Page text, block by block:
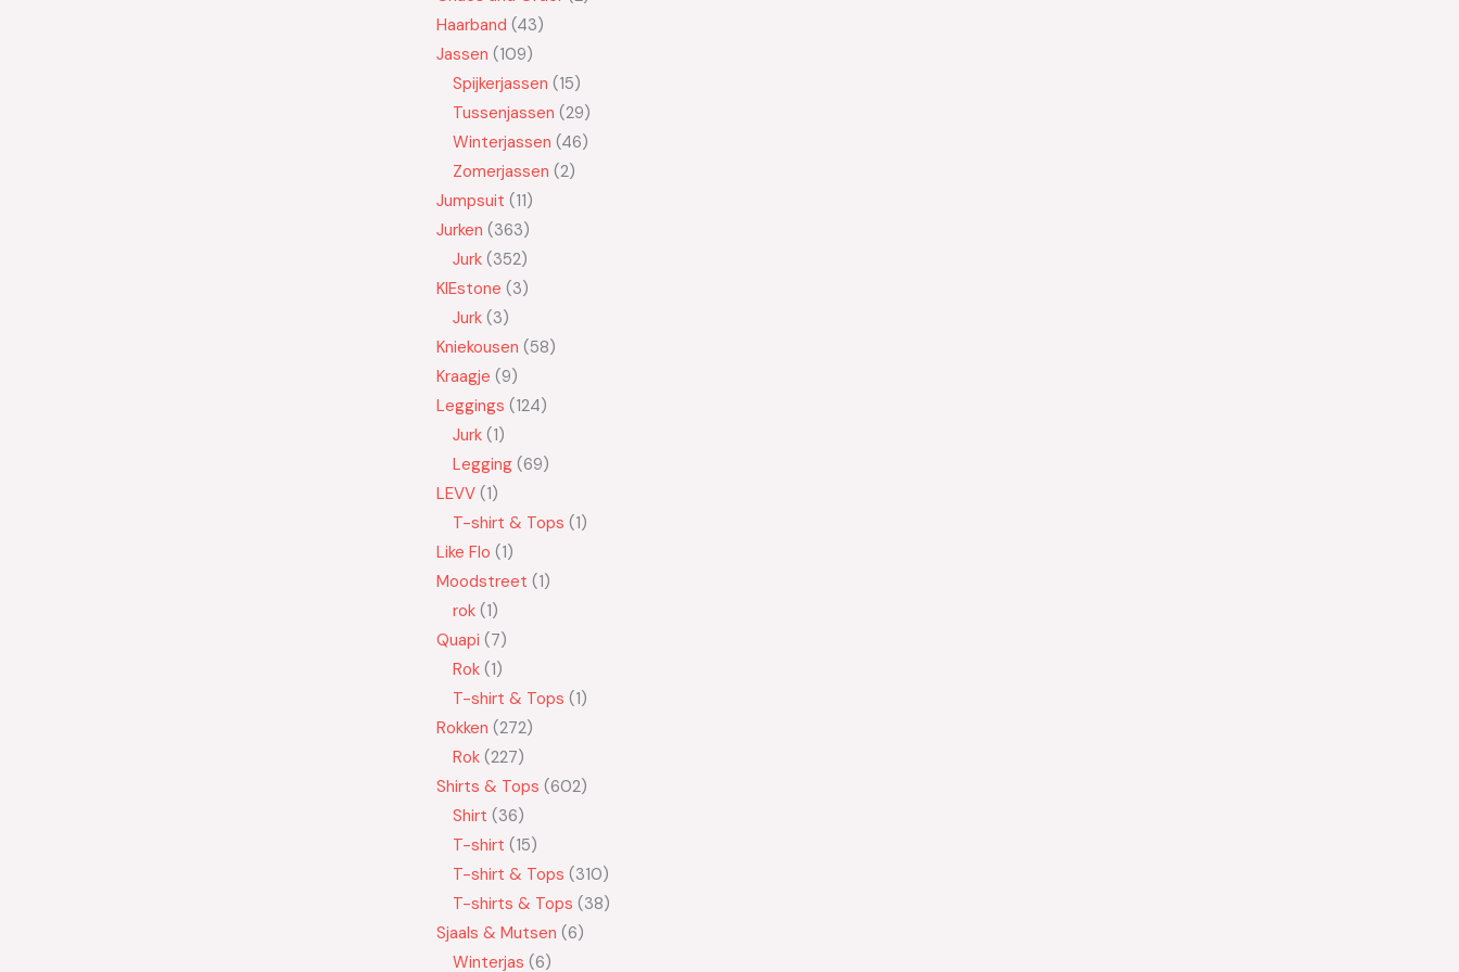
Haarband 43
Jassen 109
Spijkerjassen 15
Tussenjassen 29
Winterjassen 46
Zomerjassen 2
Jumpsuit 11
Jurken 363
Jurk 352
KIEstone 3
Jurk 3
Kniekousen 58
Kraagje 9
Leggings 124
Jurk 1
Legging 69
LEVV 1
T-shirt & Tops 1
Like Flo 1
Moodstreet 1
rok 1
Quapi 7
Rok 1
T-shirt & Tops 1
Rokken 272
Rok 227
Shirts & Tops 602
Shirt 36
T-shirt 15
T-shirt & Tops 310
T-shirts & Tops 38
Sjaals & Mutsen 6
Winterjas 6